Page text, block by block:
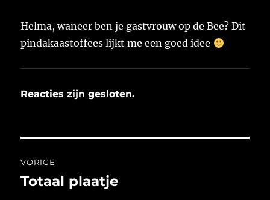
Helma, waneer ben je gastvrouw op de Bee? Dit
pindakaastoffees lijkt me een goed idee
Reacties zijn gesloten.
navigatie
VORIGE
Vorig
Totaal plaatje